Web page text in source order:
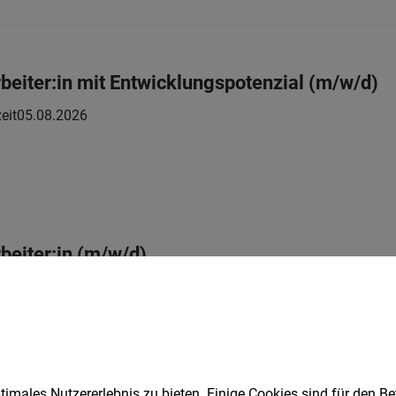
mit Entwicklungspotenzial (m/w/d)
05.08.2026
(m/w/d)